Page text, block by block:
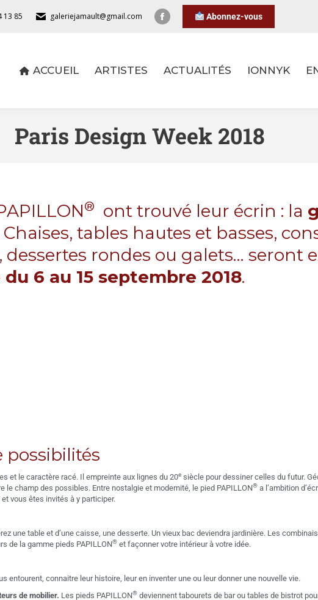
13 85 galeriejamault@gmail.com Abonnez-vous
ACCUEIL ARTISTES ACTUALITÉS IONNYK
Paris Design Week 2018
® ont trouvé leur écrin : la
tables hautes et basses,
rondes ou galets… seront
6 au 15 septembre 2018.
possibilités
et le caractère racé. Il empreinte aux lignes du 20e siècle pour dessiner celles du futur.
le champ des possibles. Entre nostalgie et modernité, le pied PAPILLON® a l’ambition
vous êtes invités à y participer.
une table et d’une caisse, une desserte. Un vieux bac deviendra jardinière. Les
de la gamme pieds PAPILLON® et façonner votre intérieur à votre idée.
entourent, connaitre leur histoire, leur en inventer une ou leur donner une nouvelle vie.
de mobilier. Les pieds PAPILLON® deviennent tabourets de bar ou tables de bistrot